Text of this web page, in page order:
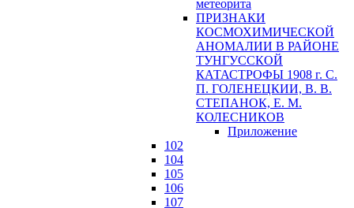
метеорита
ПРИЗНАКИ
КОСМОХИМИЧЕСКОЙ
АНОМАЛИИ В РАЙОНЕ
ТУНГУССКОЙ
КАТАСТРОФЫ 1908 г. С.
П. ГОЛЕНЕЦКИИ, В. В.
СТЕПАНОК, Е. М.
КОЛЕСНИКОВ
Приложение
102
104
105
106
107